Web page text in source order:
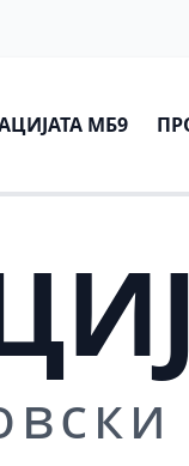
МБ9